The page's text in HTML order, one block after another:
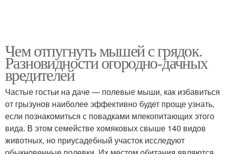
Чем отпугнуть мышей с грядок.
Разновидности огородно-дачных
вредителей
Частые гостьи на даче — полевые мыши, как избавиться
от грызунов наиболее эффективно будет проще узнать,
если познакомиться с повадками млекопитающих этого
вида. В этом семействе хомяковых свыше 140 видов
животных, но приусадебный участок исследуют